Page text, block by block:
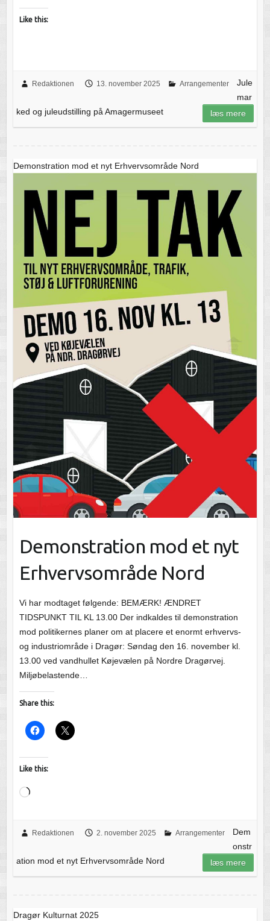
Like this:
Redaktionen 13. november 2025 Arrangementer
Jule
mar
ked og juleudstilling på Amagermuseet
læs mere
Demonstration mod et nyt Erhvervsområde Nord
Demonstration mod et nyt
Erhvervsområde Nord
Vi har modtaget følgende: BEMÆRK! ÆNDRET
TIDSPUNKT TIL KL 13.00 Der indkaldes til demonstration
mod politikernes planer om at placere et enormt erhvervs-
og industriområde i Dragør: Søndag den 16. november kl.
13.00 ved vandhullet Køjevælen på Nordre Dragørvej.
Miljøbelastende…
Share this:
Like this:
Loading…
Redaktionen 2. november 2025 Arrangementer
Dem
onstr
ation mod et nyt Erhvervsområde Nord
læs mere
Dragør Kulturnat 2025